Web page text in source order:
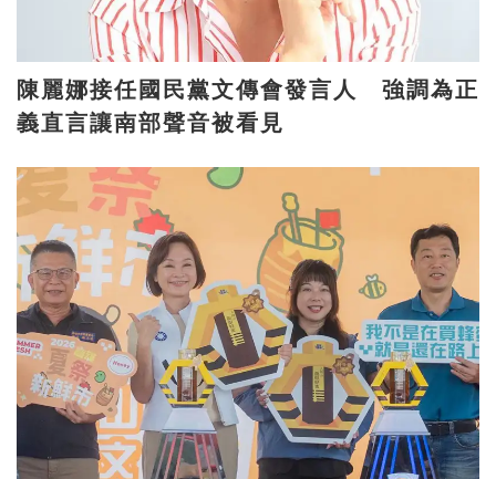
陳麗娜接任國民黨文傳會發言人 強調為正
義直言讓南部聲音被看見